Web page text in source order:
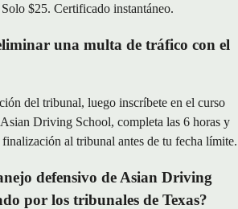
$25. Certificado instantáneo.
una multa de tráfico con el
del tribunal, luego inscríbete en el curso
Driving School, completa las 6 horas y
al tribunal antes de tu fecha límite.
defensivo de Asian Driving
por los tribunales de Texas?